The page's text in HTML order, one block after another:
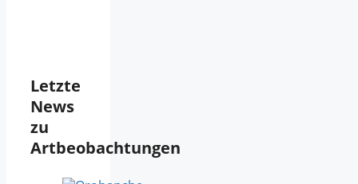
Letzte
News
zu
Artbeobachtungen